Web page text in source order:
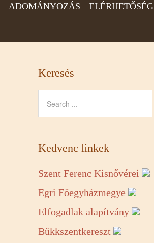
ADOMÁNYOZÁS ELÉRHETŐSÉG
Keresés
Kedvenc linkek
Szent Ferenc Kisnővérei
Egri Főegyházmegye
Elfogadlak alapítvány
Bükkszentkereszt